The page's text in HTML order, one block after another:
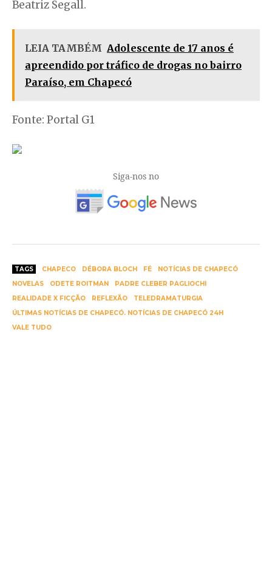
Beatriz Segall.
LEIA TAMBÉM Adolescente de 17 anos é
apreendido por tráfico de drogas no bairro
Paraíso, em Chapecó
Fonte: Portal G1
Siga-nos no
TAGS CHAPECO DÉBORA BLOCH FÉ
NOTÍCIAS DE CHAPECÓ
NOVELAS
ODETE ROITMAN
PADRE CLEBER PAGLIOCHI
REALIDADE X FICÇÃO
REFLEXÃO
TELEDRAMATURGIA
ÚLTIMAS NOTÍCIAS DE CHAPECÓ. NOTÍCIAS DE CHAPECÓ 24H
VALE TUDO